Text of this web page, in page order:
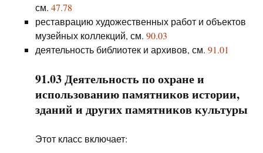
см. 47.78
реставрацию художественных работ и объектов
музейных коллекций, см. 90.03
деятельность библиотек и архивов, см. 91.01
91.03 Деятельность по охране и
использованию памятников истории,
зданий и других памятников культуры
Этот класс включает: